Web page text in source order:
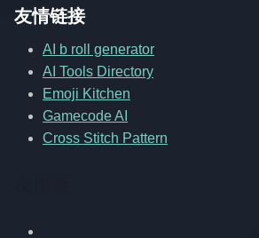
友情链接
AI b roll generator
AI Tools Directory
Emoji Kitchen
Gamecode AI
Cross Stitch Pattern